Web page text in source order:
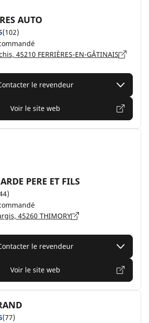
AUTO
(102)
45210 FERRIÈRES-EN-GÂTINAIS
le revendeur
Voir le site web
PERE ET FILS
45260 THIMORY
le revendeur
Voir le site web
(77)